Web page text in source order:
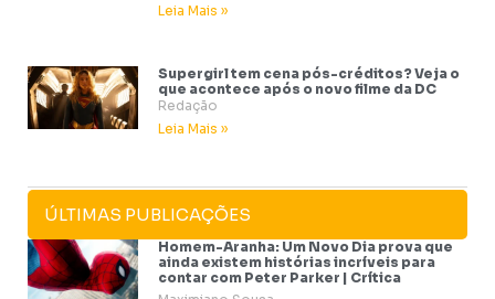
Leia Mais »
Supergirl tem cena pós-créditos? Veja o
que acontece após o novo filme da DC
Redação
Leia Mais »
ÚLTIMAS PUBLICAÇÕES
Homem-Aranha: Um Novo Dia prova que
ainda existem histórias incríveis para
contar com Peter Parker | Crítica